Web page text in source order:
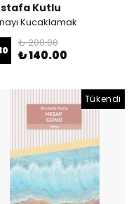
Kutlu
Kucaklamak
₺ 200.00
₺ 140.00
Tükendi